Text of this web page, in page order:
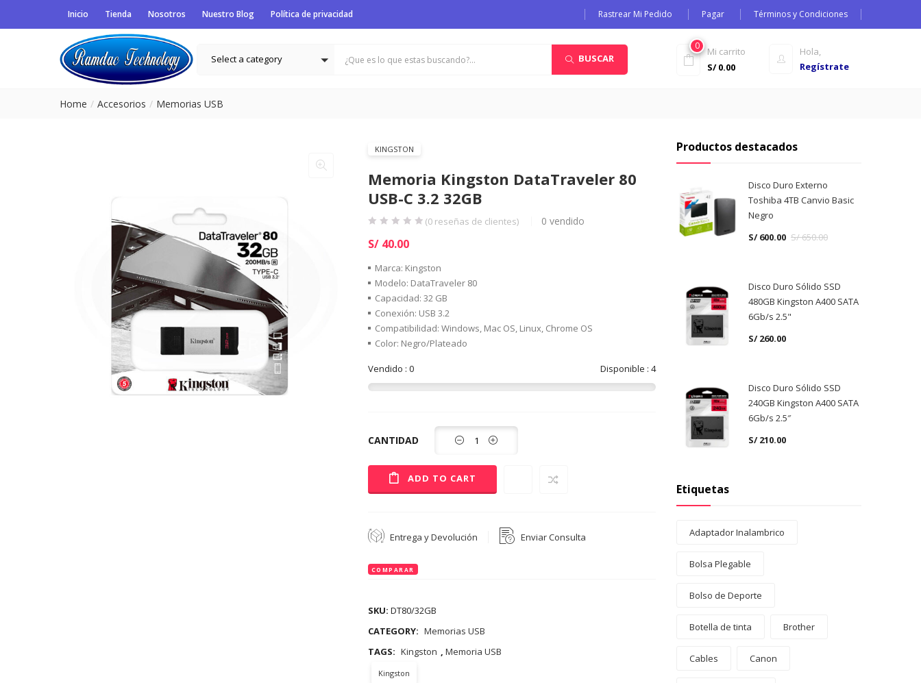
Inicio Tienda Nosotros Nuestro Blog Política de privacidad Rastrear Mi Pedido Pagar Términos y Condiciones
Select a category BUSCAR
Hola,
Regístrate
0
Mi carrito
S/0.00
Home Accesorios Memorias USB
KINGSTON
Memoria Kingston DataTraveler 80
USB-C 3.2 32GB
(0 reseñas de clientes) 0 vendido
S/ 40.00
Marca: Kingston
Modelo: DataTraveler 80
Capacidad: 32 GB
Conexión: USB 3.2
Compatibilidad: Windows, Mac OS, Linux, Chrome OS
Color: Negro/Plateado
Disponible : 4
Vendido : 0
CANTIDAD
Cantidad
ADD TO CART
Entrega y Devolución Enviar Consulta
COMPARAR
SKU: DT80/32GB
CATEGORY: Memorias USB
TAGS: Kingston Memoria USB
Kingston
Productos destacados
Disco Duro Externo
Toshiba 4TB Canvio Basic
Negro
S/600.00 S/650.00
Disco Duro Sólido SSD
480GB Kingston A400 SATA
6Gb/s 2.5"
S/260.00
Disco Duro Sólido SSD
240GB Kingston A400 SATA
6Gb/s 2.5″
S/210.00
Etiquetas
Adaptador Inalambrico
Bolsa Plegable
Bolso de Deporte
Botella de tinta Brother
Cables Canon